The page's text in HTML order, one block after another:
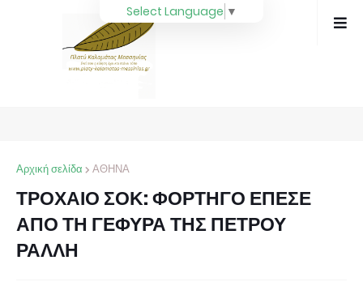
Αρχική σελίδα ΑΘΗΝΑ
ΤΡΟΧΑΙΟ ΣΟΚ: ΦΟΡΤΗΓΟ ΕΠΕΣΕ
ΑΠΟ ΤΗ ΓΕΦΥΡΑ ΤΗΣ ΠΕΤΡΟΥ
ΡΑΛΛΗ
Select Language ▼